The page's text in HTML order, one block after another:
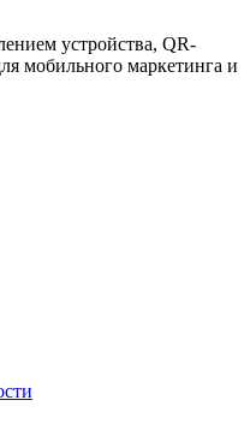
устройства, QR-
мобильного маркетинга и